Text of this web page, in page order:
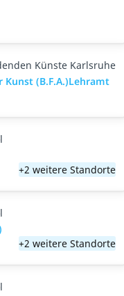
Künste Karlsruhe
(B.F.A.)Lehramt
+2 weitere Standorte
+2 weitere Standorte